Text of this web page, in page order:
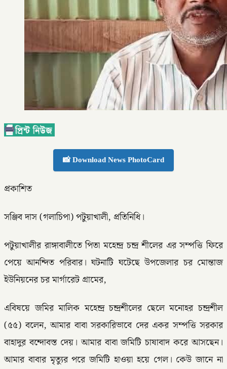
📸 Download News PhotoCard
প্রকাশিত
সঞ্জিব দাস (গলাচিপা) পটুয়াখালী, প্রতিনিধি।
পটুয়াখালীর রাঙ্গাবালীতে পিতা মহেন্দ্র চন্দ্র শীলের এর সম্পত্তি ফিরে
পেয়ে আনন্দিত পরিবার। ঘটনাটি ঘটেছে উপজেলার চর মোন্তাজ
ইউনিয়নের চর মার্গারেট গ্রামের,
এবিষয়ে জমির মালিক মহেন্দ্র চন্দ্রশীলের ছেলে মনোহর চন্দ্রশীল
(৫৫) বলেন, আমার বাবা সরকারিভাবে দের একর সম্পত্তি সরকার
বাহাদুর বন্দোবস্ত দেয়। আমার বাবা জমিটি চাষাবাদ করে আসছেন।
আমার বাবার মৃত্যুর পরে জমিটি হাওয়া হয়ে গেল। কেউ জানে না